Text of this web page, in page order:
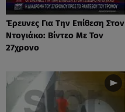
Έρευνες Για Την Επίθεση Στον
Ντογιάκο: Βίντεο Με Τον
27χρονο